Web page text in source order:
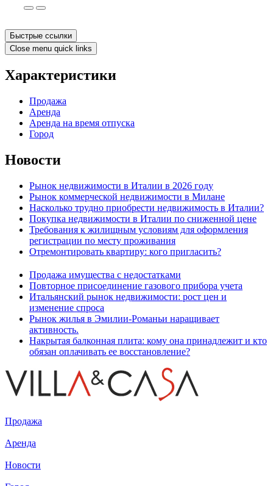
Быстрые ссылки
Close menu quick links
Характеристики
Продажа
Аренда
Аренда на время отпуска
Город
Новости
Рынок недвижимости в Италии в 2026 году
Рынок коммерческой недвижимости в Милане
Насколько трудно приобрести недвижимость в Италии?
Покупка недвижимости в Италии по сниженной цене
Требования к жилищным условиям для оформления
регистрации по месту проживания
Отремонтировать квартиру: кого пригласить?
Продажа имущества с недостатками
Повторное присоединение газового прибора учета
Итальянский рынок недвижимости: рост цен и
изменение спроса
Рынок жилья в Эмилии-Романьи наращивает
активность.
Накрытая балконная плита: кому она принадлежит и кто
обязан оплачивать ее восстановление?
Продажа
Аренда
Новости